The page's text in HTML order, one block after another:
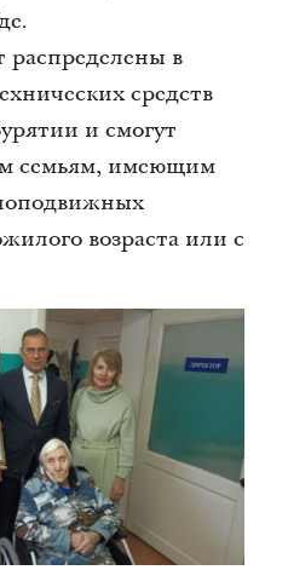
распределены в
средств
и смогут
семьям, имеющим
возраста или с